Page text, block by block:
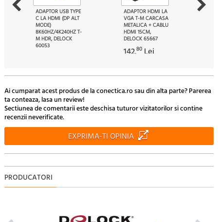
ADAPTOR USB TYPE
C LA HDMI (DP ALT
MODE)
8K60HZ/4K240HZ T-
M HDR, DELOCK
60053
ADAPTOR HDMI LA
VGA T-M CARCASA
METALICA + CABLU
HDMI 15CM,
DELOCK 65667
142.80 Lei
Ai cumparat acest produs de la conectica.ro sau din alta parte? Parerea
ta conteaza, lasa un review!
Sectiunea de comentarii este deschisa tuturor vizitatorilor si contine
recenzii neverificate.
EXPRIMA-TI OPINIA
PRODUCATORI